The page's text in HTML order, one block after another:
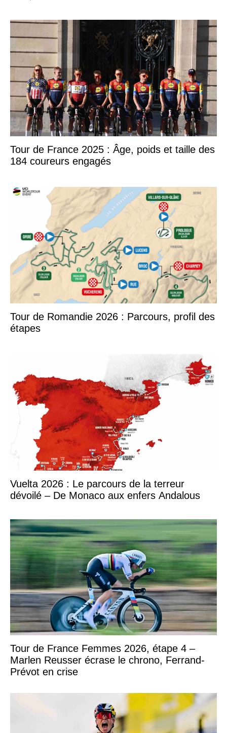
Tour de France 2025 : Âge, poids et taille des
184 coureurs engagés
Tour de Romandie 2026 : Parcours, profil des
étapes
Vuelta 2026 : Le parcours de la terreur
dévoilé – De Monaco aux enfers Andalous
Tour de France Femmes 2026, étape 4 –
Marlen Reusser écrase le chrono, Ferrand-
Prévot en crise